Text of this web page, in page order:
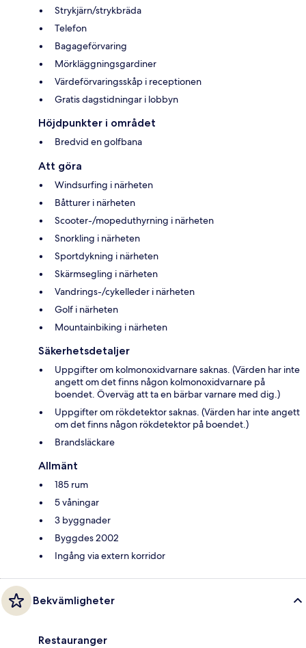
Strykjärn/strykbräda
Telefon
Bagageförvaring
Mörkläggningsgardiner
Värdeförvaringsskåp i receptionen
Gratis dagstidningar i lobbyn
Höjdpunkter i området
Bredvid en golfbana
Att göra
Windsurfing i närheten
Båtturer i närheten
Scooter-/mopeduthyrning i närheten
Snorkling i närheten
Sportdykning i närheten
Skärmsegling i närheten
Vandrings-/cykelleder i närheten
Golf i närheten
Mountainbiking i närheten
Säkerhetsdetaljer
Uppgifter om kolmonoxidvarnare saknas. (Värden har inte
angett om det finns någon kolmonoxidvarnare på
boendet. Överväg att ta en bärbar varnare med dig.)
Uppgifter om rökdetektor saknas. (Värden har inte angett
om det finns någon rökdetektor på boendet.)
Brandsläckare
Allmänt
185 rum
5 våningar
3 byggnader
Byggdes 2002
Ingång via extern korridor
Bekvämligheter
Restauranger